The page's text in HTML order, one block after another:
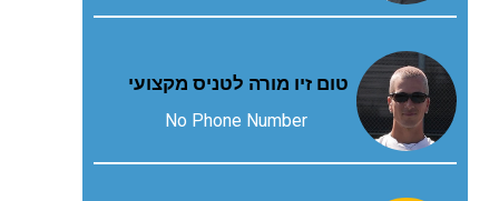
טום זיו מורה לטניס מקצועי
No Phone Number